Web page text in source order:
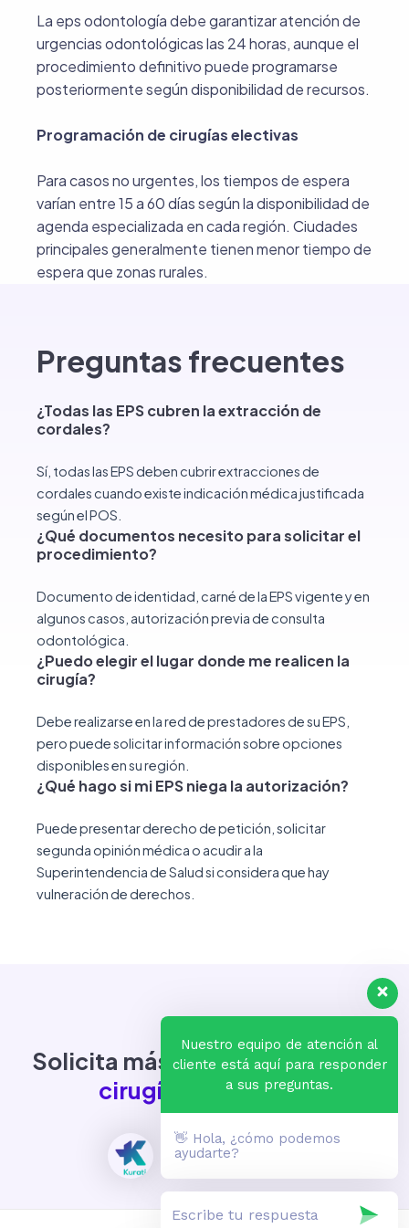
La eps odontología debe garantizar atención de
urgencias odontológicas las 24 horas, aunque el
procedimiento definitivo puede programarse
posteriormente según disponibilidad de recursos.
Programación de cirugías electivas
Para casos no urgentes, los tiempos de espera
varían entre 15 a 60 días según la disponibilidad de
agenda especializada en cada región. Ciudades
principales generalmente tienen menor tiempo de
espera que zonas rurales.
Preguntas frecuentes
¿Todas las EPS cubren la extracción de
cordales?
Sí, todas las EPS deben cubrir extracciones de
cordales cuando existe indicación médica justificada
según el POS.
¿Qué documentos necesito para solicitar el
procedimiento?
Documento de identidad, carné de la EPS vigente y en
algunos casos, autorización previa de consulta
odontológica.
¿Puedo elegir el lugar donde me realicen la
cirugía?
Debe realizarse en la red de prestadores de su EPS,
pero puede solicitar información sobre opciones
disponibles en su región.
¿Qué hago si mi EPS niega la autorización?
Puede presentar derecho de petición, solicitar
segunda opinión médica o acudir a la
Superintendencia de Salud si considera que hay
vulneración de derechos.
Solicita más información sobre
cirugía de cordales
Nuestro equipo de atención al
cliente está aquí para responder
a sus preguntas.
👋 Hola, ¿cómo podemos
ayudarte?